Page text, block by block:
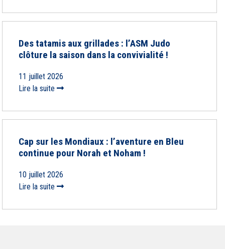
Des tatamis aux grillades : l’ASM Judo
clôture la saison dans la convivialité !
11 juillet 2026
Lire la suite
Cap sur les Mondiaux : l’aventure en Bleu
continue pour Norah et Noham !
10 juillet 2026
Lire la suite